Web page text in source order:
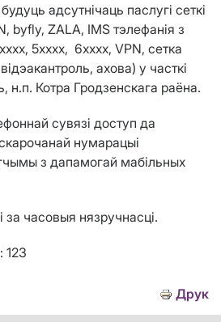
адсутнічаць паслугі сеткі
byfly, ZALA, IMS тэлефанія з
5хххх, 6хххх, VPN, сетка
ахова) у часткі
, н.п. Котра Гродзенскага раёна.
сувязі доступ да
нумарацыі
ы з дапамогай мабільных
часовыя нязручнасці.
123
Друк